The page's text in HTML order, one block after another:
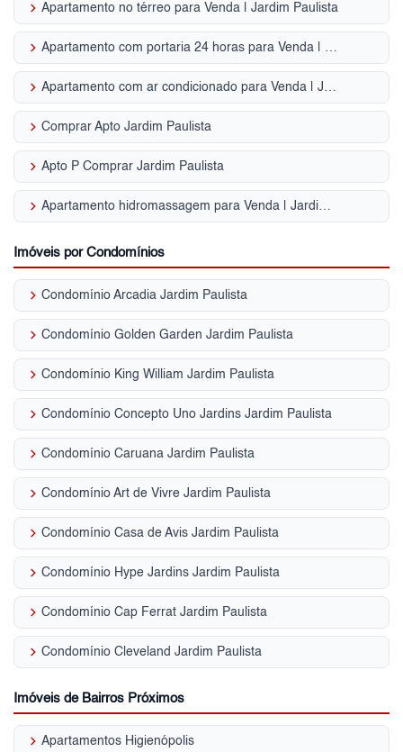
keyboard_arrow_right Apartamento no térreo para Venda | Jardim Paulista
keyboard_arrow_right Apartamento com portaria 24 horas para Venda | Jardim Paulista
keyboard_arrow_right Apartamento com ar condicionado para Venda | Jardim Paulista
keyboard_arrow_right Comprar Apto Jardim Paulista
keyboard_arrow_right Apto P Comprar Jardim Paulista
keyboard_arrow_right Apartamento hidromassagem para Venda | Jardim Paulista
Imóveis por Condomínios
keyboard_arrow_right Condomínio Arcadia Jardim Paulista
keyboard_arrow_right Condomínio Golden Garden Jardim Paulista
keyboard_arrow_right Condomínio King William Jardim Paulista
keyboard_arrow_right Condomínio Concepto Uno Jardins Jardim Paulista
keyboard_arrow_right Condomínio Caruana Jardim Paulista
keyboard_arrow_right Condomínio Art de Vivre Jardim Paulista
keyboard_arrow_right Condomínio Casa de Avis Jardim Paulista
keyboard_arrow_right Condomínio Hype Jardins Jardim Paulista
keyboard_arrow_right Condomínio Cap Ferrat Jardim Paulista
keyboard_arrow_right Condomínio Cleveland Jardim Paulista
Imóveis de Bairros Próximos
keyboard_arrow_right Apartamentos Higienópolis